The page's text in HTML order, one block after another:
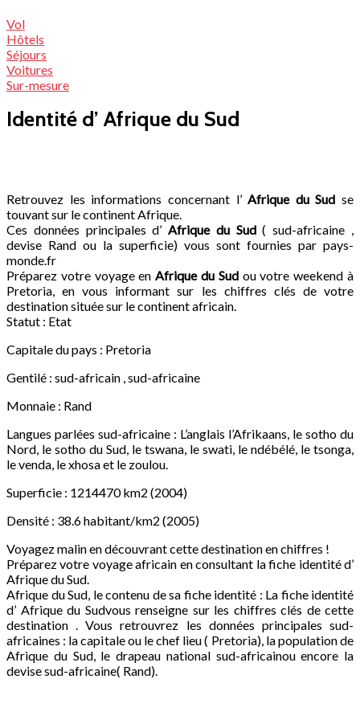
Vol
Hôtels
Séjours
Voitures
Sur-mesure
Identité d’ Afrique du Sud
Retrouvez les informations concernant l’Afrique du Sud se
touvant sur le continent Afrique.
Ces données principales d’ Afrique du Sud( sud-africaine ,
devise Rand ou la superficie) vous sont fournies par pays-
monde.fr
Préparez votre voyage enAfrique du Sud ou votre weekend à
Pretoria, en vous informant sur les chiffres clés de votre
destination située sur le continent africain.
Statut : Etat
Capitale du pays : Pretoria
Gentilé : sud-africain , sud-africaine
Monnaie : Rand
Langues parlées sud-africaine : L’anglais l’Afrikaans, le sotho du
Nord, le sotho du Sud, le tswana, le swati, le ndébélé, le tsonga,
le venda, le xhosa et le zoulou.
Superficie : 1214470 km2 (2004)
Densité : 38.6 habitant/km2 (2005)
Voyagez malin en découvrant cette destination en chiffres !
Préparez votre voyage africain en consultant la fiche identité d’
Afrique du Sud.
Afrique du Sud, le contenu de sa fiche identité : La fiche identité
d’ Afrique du Sudvous renseigne sur les chiffres clés de cette
destination . Vous retrouvrez les données principales sud-
africaines : la capitale ou le chef lieu ( Pretoria), la population de
Afrique du Sud, le drapeau national sud-africainou encore la
devise sud-africaine( Rand).